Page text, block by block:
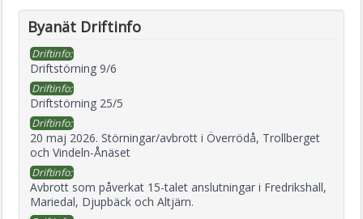
Byanät Driftinfo
Driftinfo:
Driftstörning 9/6
Driftinfo:
Driftstörning 25/5
Driftinfo:
20 maj 2026. Störningar/avbrott i Överrödå, Trollberget
och Vindeln-Ånäset
Driftinfo:
Avbrott som påverkat 15-talet anslutningar i Fredrikshall,
Mariedal, Djupbäck och Altjärn.